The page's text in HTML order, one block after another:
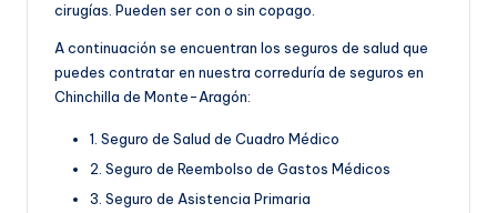
cirugías. Pueden ser con o sin copago.
A continuación se encuentran los seguros de salud que
puedes contratar en nuestra correduría de seguros en
Chinchilla de Monte-Aragón:
1. Seguro de Salud de Cuadro Médico
2. Seguro de Reembolso de Gastos Médicos
3. Seguro de Asistencia Primaria